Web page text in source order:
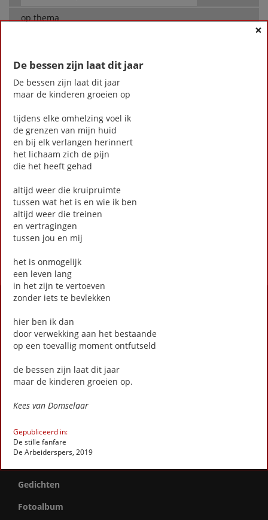
op thema
Domselaar, Kees van
Als het gebeurt
Cool Grey
De bessen zijn laat dit jaar
De stille fanfare
Dit alles...
Dochter van dertien
Hoog Beek en Royen
Je komt jezelf
Terwijl we vol verbazing
×
De bessen zijn laat dit jaar
De bessen zijn laat dit jaar
maar de kinderen groeien op
tijdens elke omhelzing voel ik
de grenzen van mijn huid
en bij elk verlangen herinnert
het lichaam zich de pijn
die het heeft gehad
altijd weer die kruipruimte
tussen wat het is en wie ik ben
altijd weer die treinen
en vertragingen
tussen jou en mij
het is onmogelijk
een leven lang
in het zijn te vertoeven
zonder iets te bevlekken
hier ben ik dan
door verwekking aan het bestaande
op een toevallig moment ontfutseld
de bessen zijn laat dit jaar
maar de kinderen groeien op.
Kees van Domselaar
Gepubliceerd in:
De stille fanfare
De Arbeiderspers, 2019
Activiteiten
Lezingen door en over schrijvers
Stadsdichtersduo van Zeist
Boek & Film
Leesclubs / leesgroepen
Verhalenproject '80 jaar Vrijheid'
Silent Reading Club Zeist
Kinderboekenfeest
Agenda
Gedichten
Fotoalbum